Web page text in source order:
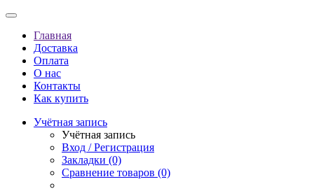
Главная
Доставка
Оплата
О нас
Контакты
Как купить
Учётная запись
Учётная запись
Вход / Регистрация
Закладки (0)
Сравнение товаров (0)